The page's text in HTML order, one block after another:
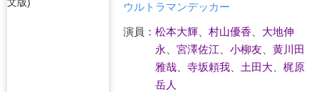
ウルトラマンデッカー
演員： 松本大輝、 村山優香
大地伸
永
宮澤佐江 小柳友、 黄川田
雅哉、 寺坂頼我、 土田大、 梶原
岳人